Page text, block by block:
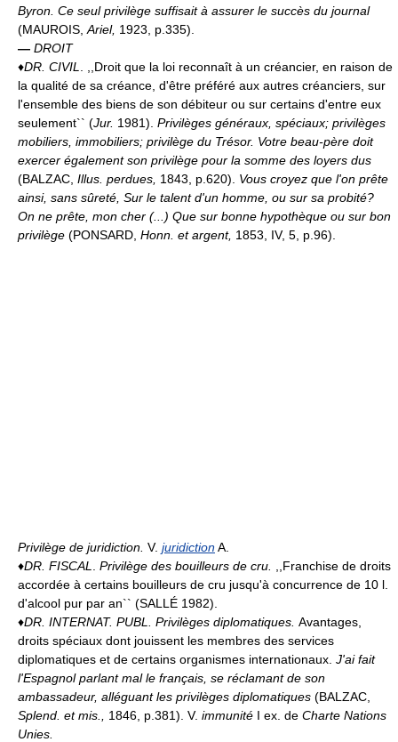
Byron. Ce seul privilège suffisait à assurer le succès du journal
(MAUROIS, Ariel, 1923, p.335).
— DROIT
♦DR. CIVIL
. ,,Droit que la loi reconnaît à un créancier, en raison de
la qualité de sa créance, d'être préféré aux autres créanciers, sur
l'ensemble des biens de son débiteur ou sur certains d'entre eux
seulement`` (Jur. 1981). Privilèges généraux, spéciaux; privilèges
mobiliers, immobiliers; privilège du Trésor. Votre beau-père doit
exercer également son privilège pour la somme des loyers dus
(BALZAC, Illus. perdues, 1843, p.620). Vous croyez que l'on prête
ainsi, sans sûreté, Sur le talent d'un homme, ou sur sa probité?
On ne prête, mon cher (...) Que sur bonne hypothèque ou sur bon
privilège (PONSARD, Honn. et argent, 1853, IV, 5, p.96).
Privilège de juridiction. V. juridictionA.
♦DR. FISCAL Privilège des bouilleurs de cru.
,,Franchise de droits
accordée à certains bouilleurs de cru jusqu'à concurrence de 10 l.
d'alcool pur par an`` (SALLÉ 1982).
♦DR. INTERNAT. PUBL. Privilèges diplomatiques. Avantages,
droits spéciaux dont jouissent les membres des services
diplomatiques et de certains organismes internationaux. J'ai fait
l'Espagnol parlant mal le français, se réclamant de son
ambassadeur, alléguant les privilèges diplomatiques (BALZAC,
Splend. et mis., 1846, p.381). V. immunité I ex. de Charte Nations
Unies.